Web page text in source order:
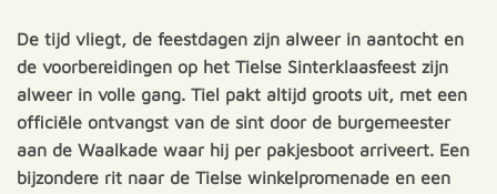
De tijd vliegt, de feestdagen zijn alweer in aantocht en
de voorbereidingen op het Tielse Sinterklaasfeest zijn
alweer in volle gang. Tiel pakt altijd groots uit, met een
officiële ontvangst van de sint door de burgemeester
aan de Waalkade waar hij per pakjesboot arriveert. Een
bijzondere rit naar de Tielse winkelpromenade en een